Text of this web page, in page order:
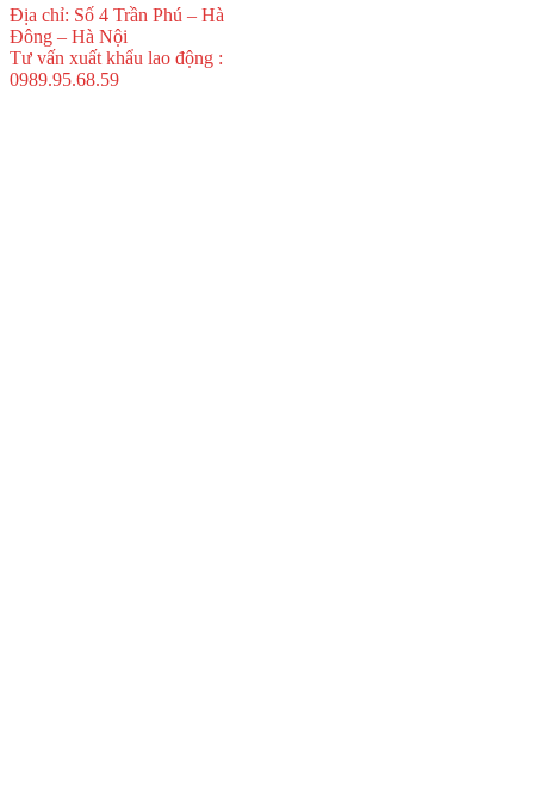
Địa chỉ: Số 4 Trần Phú – Hà
Đông – Hà Nội
Tư vấn xuất khẩu lao động :
0989.95.68.59